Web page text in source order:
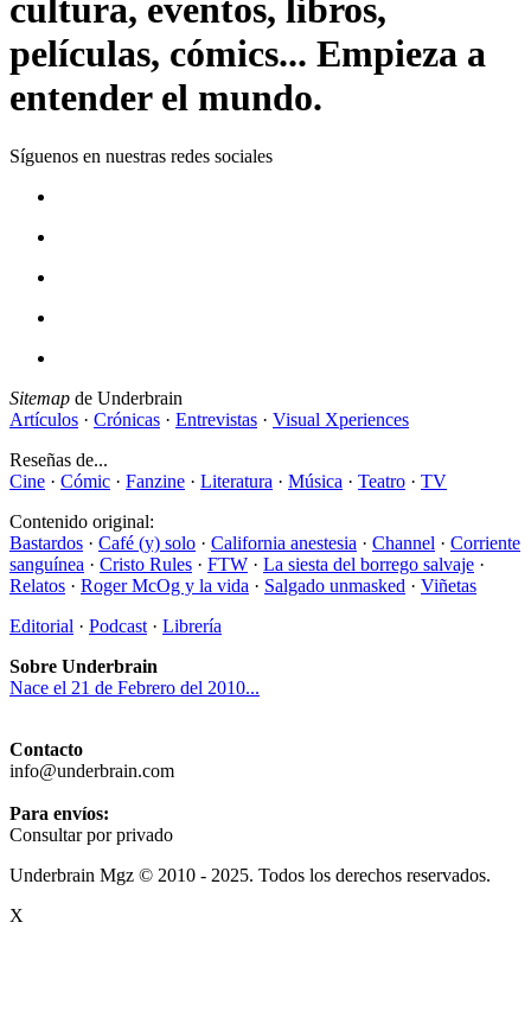
cultura, eventos, libros,
películas, cómics... Empieza a
entender el mundo.
Síguenos en nuestras redes sociales
Sitemap de Underbrain
Artículos · Crónicas · Entrevistas · Visual Xperiences
Reseñas de...
Cine · Cómic · Fanzine · Literatura · Música · Teatro · TV
Contenido original:
Bastardos · Café (y) solo · California anestesia · Channel · Corriente
sanguínea · Cristo Rules · FTW · La siesta del borrego salvaje ·
Relatos · Roger McOg y la vida · Salgado unmasked · Viñetas
Editorial · Podcast · Librería
Sobre Underbrain
Nace el 21 de Febrero del 2010...
Contacto
info@underbrain.com
Para envíos:
Consultar por privado
Underbrain Mgz © 2010 - 2025. Todos los derechos reservados.
X